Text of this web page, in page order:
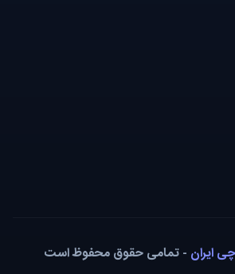
ایران - تمامی حقوق محفوظ است